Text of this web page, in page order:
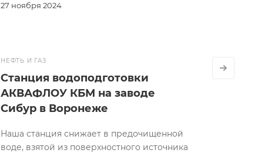
27 ноября 2024
НЕФТЬ И ГАЗ
Станция водоподготовки
АКВАФЛОУ КБМ на заводе
Сибур в Воронеже
Наша станция снижает в предочищенной
воде, взятой из поверхностного источника